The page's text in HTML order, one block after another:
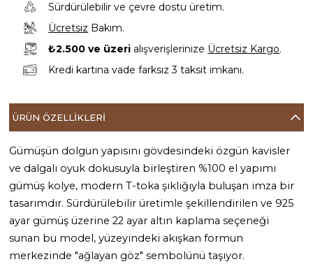
Sürdürülebilir ve çevre dostu üretim.
Ücretsiz Bakım.
₺2.500 ve üzeri alışverişlerinize Ücretsiz Kargo.
Kredi kartına vade farksız 3 taksit imkanı.
ÜRÜN ÖZELLIKLERI
Gümüşün dolgun yapısını gövdesindeki özgün kavisler
ve dalgalı oyuk dokusuyla birleştiren %100 el yapımı
gümüş kolye, modern T-toka şıklığıyla buluşan imza bir
tasarımdır. Sürdürülebilir üretimle şekillendirilen ve 925
ayar gümüş üzerine 22 ayar altın kaplama seçeneği
sunan bu model, yüzeyindeki akışkan formun
merkezinde "ağlayan göz" sembolünü taşıyor.